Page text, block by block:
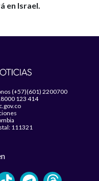
en Israel.
(+57)(601) 2200700
123 414
111321